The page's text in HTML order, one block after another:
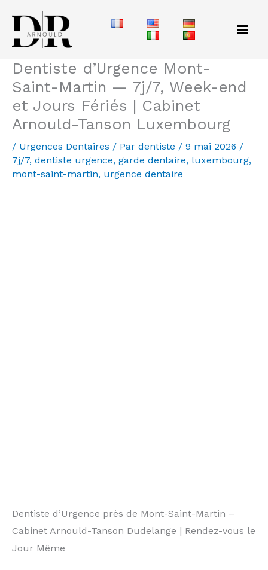
contenu
Dentiste d’Urgence Mont-
Saint-Martin — 7j/7, Week-end
et Jours Fériés | Cabinet
Arnould-Tanson Luxembourg
/ Urgences Dentaires / Par dentiste / 9 mai 2026 /
7j/7, dentiste urgence, garde dentaire, luxembourg,
mont-saint-martin, urgence dentaire
Dentiste d’Urgence près de Mont-Saint-Martin –
Cabinet Arnould-Tanson Dudelange | Rendez-vous le
Jour Même